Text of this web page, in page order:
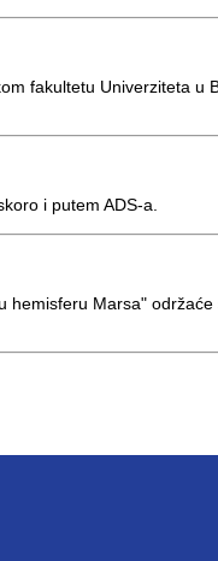
fakultetu Univerziteta u
i putem ADS-a.
Marsa" održaće